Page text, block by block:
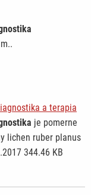
a terapia
je pomerne
lichen ruber planus
344.46 KB